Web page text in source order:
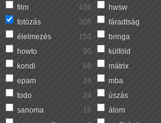
film 436
hwsw
fotózás 305
fáradtság
élelmezés 153
bringa
howto 90
külföld
kondi 68
mátrix
epam 34
mba
todo 24
úszás
sanoma 16
álom